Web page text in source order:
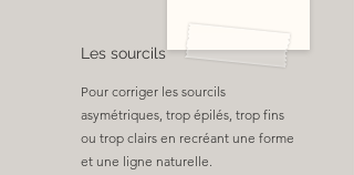
Les sourcils
Pour corriger les sourcils
asymétriques, trop épilés, trop fins
ou trop clairs en recréant une forme
et une ligne naturelle.